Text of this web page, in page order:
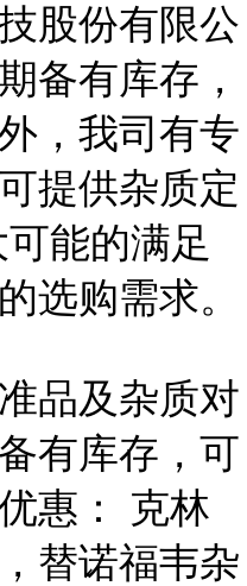
股份有限公
备有库存，
，我司有专
提供杂质定
能的满足
选购需求。
品及杂质对
有库存，可
惠： 克林
替诺福韦杂